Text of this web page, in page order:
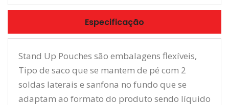
Especificação
Stand Up Pouches são embalagens flexíveis,
Tipo de saco que se mantem de pé com 2
soldas laterais e sanfona no fundo que se
adaptam ao formato do produto sendo líquido